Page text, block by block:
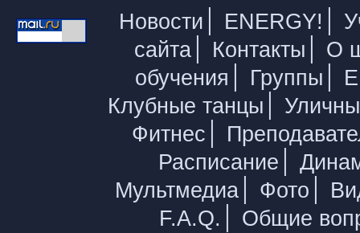
Новости | ENERGY! |
сайта | Контакты | О
обучения | Группы |
Клубные танцы |
Фитнес |
Расписание |
Мультмедиа | Фото |
F.A.Q. | Общие